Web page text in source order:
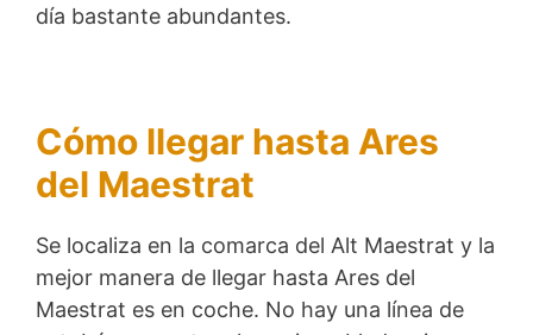
día bastante abundantes.
Cómo llegar hasta Ares
del Maestrat
Se localiza en la comarca del Alt Maestrat y la
mejor manera de llegar hasta Ares del
Maestrat es en coche. No hay una línea de